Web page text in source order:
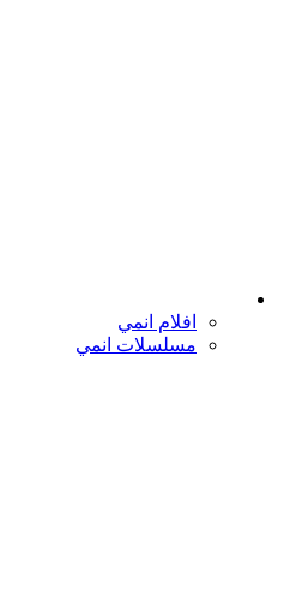
افلام انمي
مسلسلات انمي